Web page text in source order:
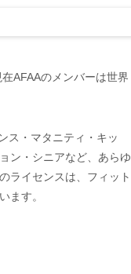
AFAAのメンバーは世界
ス・マタニティ・キッ
ン・シニアなど、あらゆ
ライセンスは、フィット
ます。